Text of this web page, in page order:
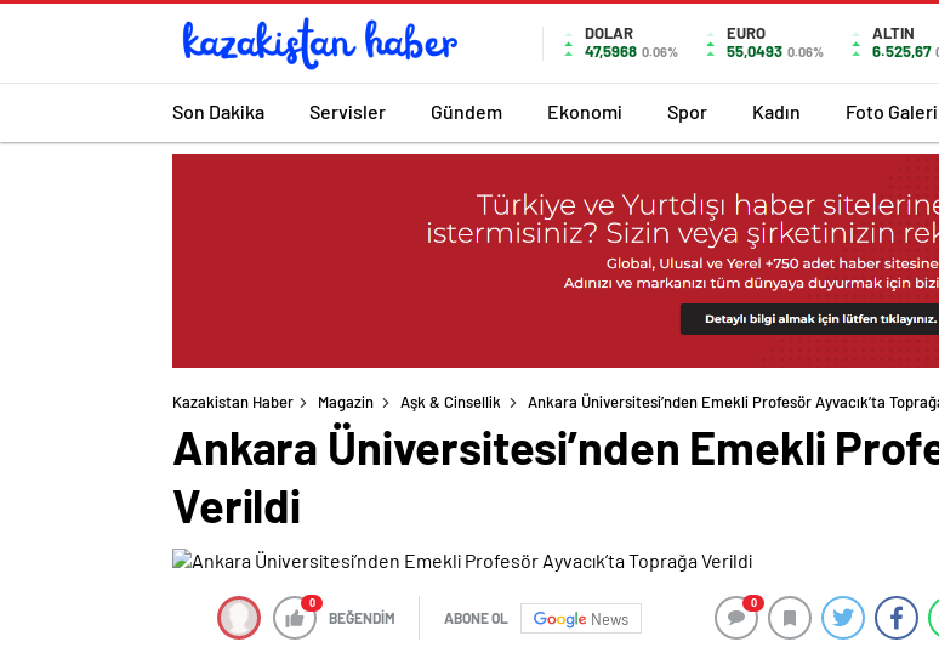
DOLAR
47,5968 0.06%
EURO
55,0493 0.06%
ALTIN
6.525,67
Son Dakika Servisler Gündem Ekonomi Spor Kadın Foto Galeri
Kazakistan Haber Magazin Aşk & Cinsellik Ankara Üniversitesi’nden Emekli Profesör Ayvacık’ta
Ankara Üniversitesi’nden Emekli
Verildi
0
BEĞENDİM ABONE OL News
0